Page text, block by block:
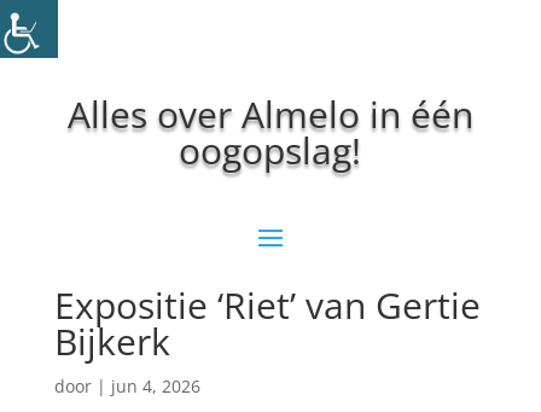
Alles over Almelo in één
oogopslag!
Expositie ‘Riet’ van Gertie
Bijkerk
door | jun 4, 2026